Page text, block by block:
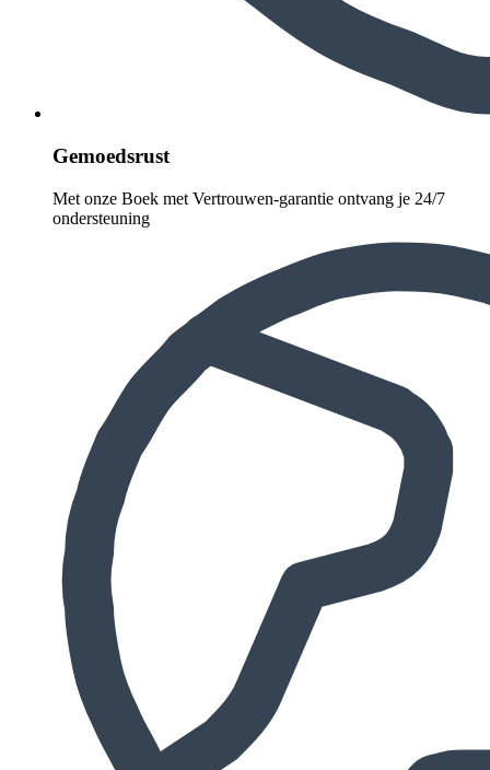
Gemoedsrust
Met onze Boek met Vertrouwen-garantie ontvang je 24/7
ondersteuning